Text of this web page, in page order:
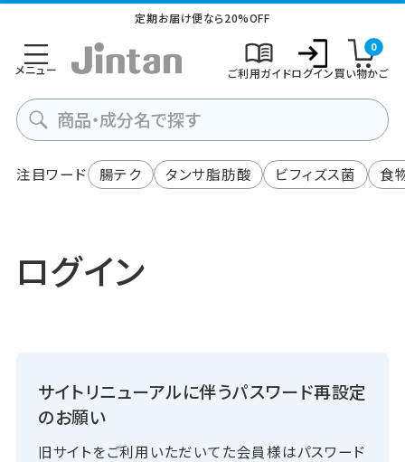
定期お届け便なら20%OFF
メニュー ご利用ガイドログイン
0
買い物かご
注目ワード 腸テク タンサ脂肪酸 ビフィズス菌 食
ログイン
サイトリニューアルに伴うパスワード再設定
のお願い
旧サイトをご利用いただいてた会員様はパスワード